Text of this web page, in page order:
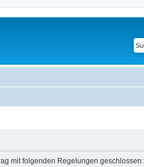
mit folgenden Regelungen geschlossen: